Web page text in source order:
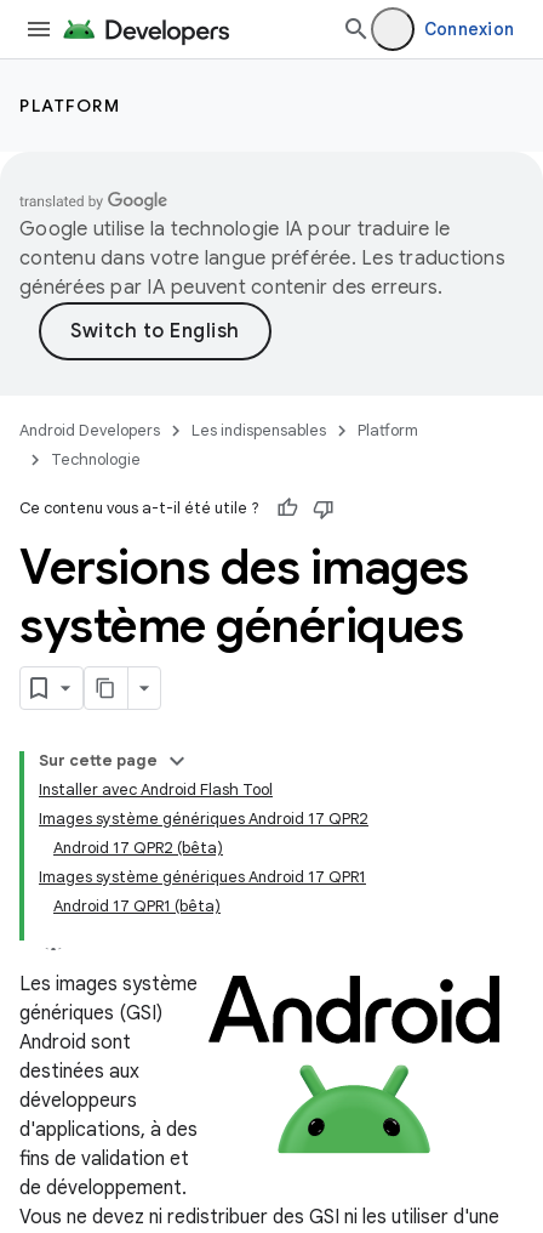
Connexion
PLATFORM
Google utilise la technologie IA pour traduire le
contenu dans votre langue préférée. Les traductions
générées par IA peuvent contenir des erreurs.
Android Developers Les indispensables
Platform
Technologie
Ce contenu vous a-t-il été utile ?
Versions des images
système génériques
Sur cette page
Installer avec Android Flash Tool
Images système génériques Android 17 QPR2
Android 17 QPR2 (bêta)
Images système génériques Android 17 QPR1
Android 17 QPR1 (bêta)
Les images système
génériques (GSI)
Android sont
destinées aux
développeurs
d'applications, à des
fins de validation et
de développement.
Vous ne devez ni redistribuer des GSI ni les utiliser d'une